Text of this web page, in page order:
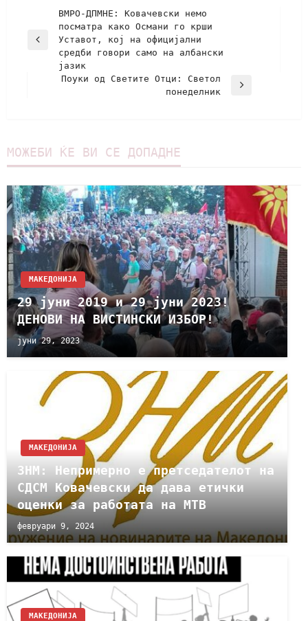
ВМРО-ДПМНЕ: Ковачевски немо
посматра како Османи го крши
Уставот, кој на официјални
средби говори само на албански
јазик
Поуки од Светите Отци: Светол
понеделник
МОЖЕБИ ЌЕ ВИ СЕ ДОПАДНЕ
МАКЕДОНИЈА
29 јуни 2019 и 29 јуни 2023!
ДЕНОВИ НА ВИСТИНСКИ ИЗБОР!
јуни 29, 2023
МАКЕДОНИЈА
ЗНМ: Непримерно е претседателот на
СДСМ Ковачевски да дава етички
оценки за работата на МТВ
февруари 9, 2024
МАКЕДОНИЈА